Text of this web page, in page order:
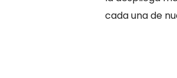
cada una de